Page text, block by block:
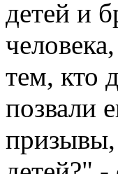
детей и
тем, кто
позвали
призывы,